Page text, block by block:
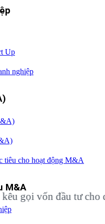
Up
nghiệp
tiêu cho hoạt động M&A
M&A
vốn đầu tư cho doanh